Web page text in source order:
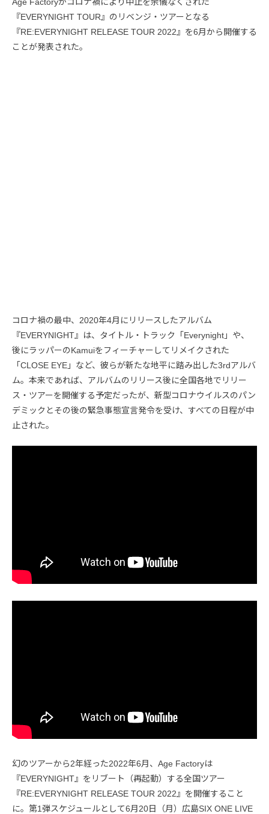
『EVERYNIGHT TOUR』のリベンジ・ツアーとなる
『RE:EVERYNIGHT RELEASE TOUR 2022』を6月から開催する
ことが発表された。
コロナ禍の最中、2020年4月にリリースしたアルバム
『EVERYNIGHT』は、タイトル・トラック「Everynight」や、
後にラッパーのKamuiをフィーチャーしてリメイクされた
「CLOSE EYE」など、彼らが新たな地平に踏み出した3rdアルバ
ム。本来であれば、アルバムのリリース後に全国各地でリリー
ス・ツアーを開催する予定だったが、新型コロナウイルスのパン
デミックとその後の緊急事態宣言発令を受け、すべての日程が中
止された。
幻のツアーから2年経った2022年6月、Age Factoryは
『EVERYNIGHT』をリブート（再起動）する全国ツアー
『RE:EVERYNIGHT RELEASE TOUR 2022』を開催すること
に。第1弾スケジュールとして6月20日（月）広島SIX ONE LIVE